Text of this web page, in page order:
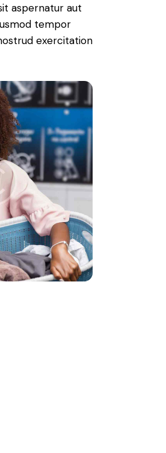
aspernatur aut
tempor
exercitation